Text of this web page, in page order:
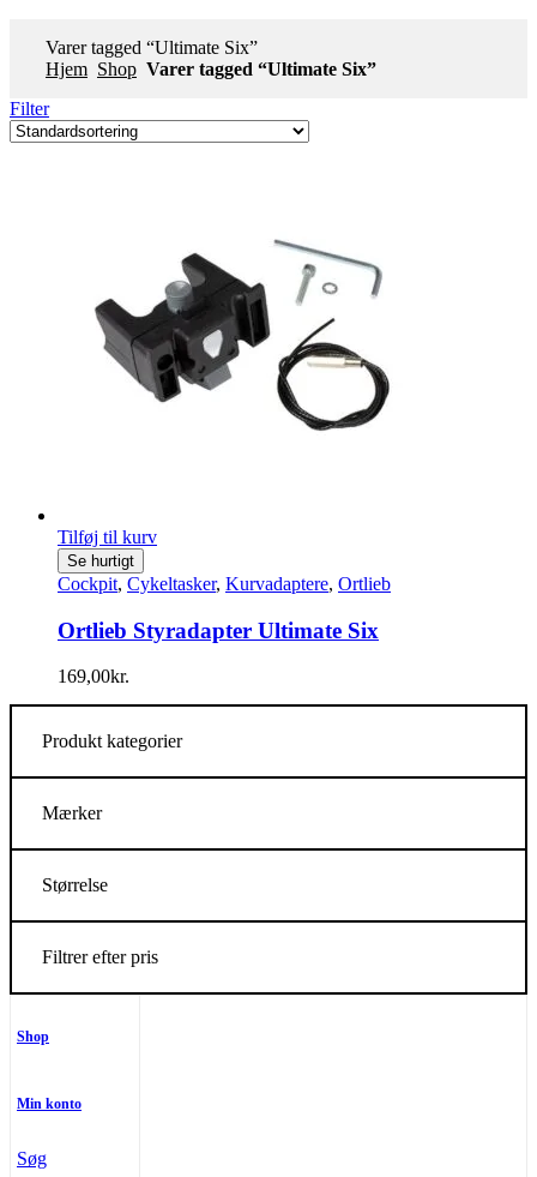
Varer tagged “Ultimate Six”
Hjem Shop Varer tagged “Ultimate Six”
Filter
Tilføj til kurv
Se hurtigt
Cockpit, Cykeltasker, Kurvadaptere, Ortlieb
Ortlieb Styradapter Ultimate Six
169,00kr.
Produkt kategorier
Mærker
Størrelse
Filtrer efter pris
Shop
Min konto
Søg